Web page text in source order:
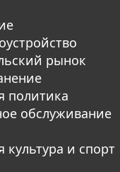
рынок
политика
обслуживание
культура и спорт